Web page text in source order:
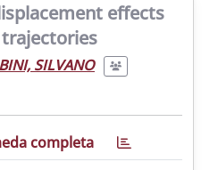
effects
SILVANO
completa